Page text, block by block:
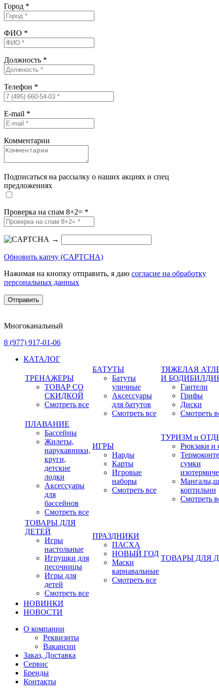
Город *
ФИО *
Должность *
Телефон *
E-mail *
Комментарии
Подписаться на рассылку о наших акциях и спец
предложениях
Проверка на спам 8+2= *
→
Обновить капчу (CAPTCHA)
Нажимая на кнопку отправить, я даю согласие на обработку
персональных данных
Многоканальный
8 (977) 917-01-06
КАТАЛОГ
ТРЕНАЖЕРЫ
ТОВАР СО
СКИДКОЙ
Смотреть все
БАТУТЫ
Батуты
уличные
Аксессуары
для батутов
Смотреть все
ТЯЖЕЛАЯ
И
Гантели
Грифы
Диски
Смотреть
ПЛАВАНИЕ
Бассейны
Жилеты,
нарукавники,
круги,
детские
лодки
Аксессуары
для
бассейнов
Смотреть все
ИГРЫ
Нарды
Карты
Игровые
наборы
Смотреть все
ТУРИЗМ и
Рюкзаки и
сумки
коптильни
Смотреть
ТОВАРЫ ДЛЯ
ДЕТЕЙ
Игры
настольные
Игрушки для
песочницы
Игры для
детей
Смотреть все
ПРАЗДНИКИ
ПАСХА
НОВЫЙ ГОД
Маски
карнавальные
Смотреть все
ТОВАРЫ ДЛЯ
НОВИНКИ
НОВОСТИ
О компании
Реквизиты
Вакансии
Заказ, Доставка
Сервис
Бренды
Контакты